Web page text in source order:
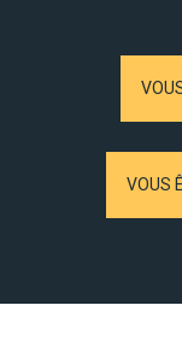
VOUS